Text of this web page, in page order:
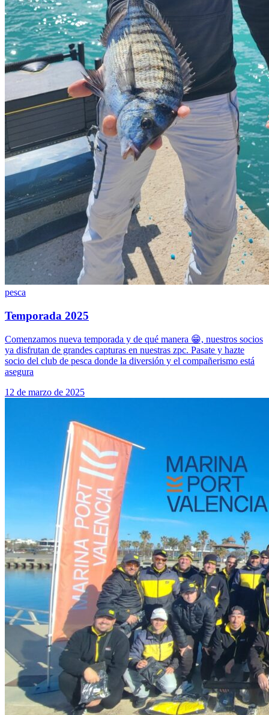
pesca
Temporada 2025
Comenzamos nueva temporada y de qué manera 😁, nuestros socios
ya disfrutan de grandes capturas en nuestras zpc. Pasate y hazte
socio del club de pesca donde la diversión y el compañerismo está
asegura
12 de marzo de 2025